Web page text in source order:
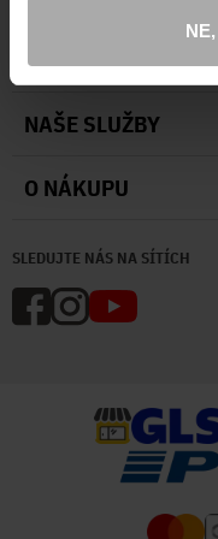
SLEDUJTE NÁS NA SÍTÍCH
O NÁS
NAŠE SLUŽBY
O NÁKUPU